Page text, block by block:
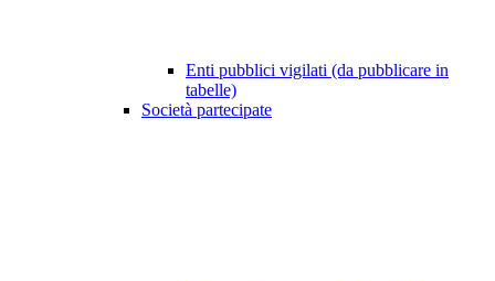
Enti pubblici vigilati (da pubblicare in
tabelle)
Società partecipate